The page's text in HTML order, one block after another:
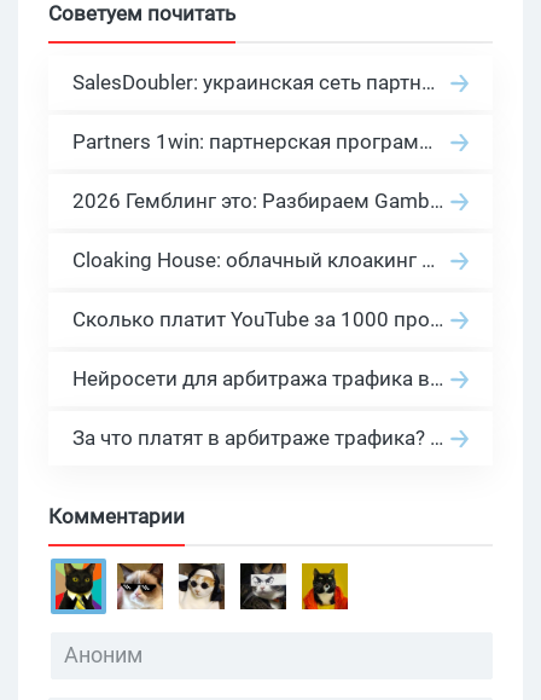
Советуем почитать
SalesDoubler: украинская сеть партнерских программ с оплатой за действие
Partners 1win: партнерская программа казино в нише гемблинг арбитраж
2026 Гемблинг это: Разбираем Gambling вертикаль, и все что связано с гемблинг и беттинг офферами
Cloaking House: облачный клоакинг для фильтрации ботов FB и Google Ads — гайд PHP-интеграции 2026
Сколько платит YouTube за 1000 просмотров в 2026: реальные цифры от 0.5 до 36 USD по ГЕО
Нейросети для арбитража трафика в 2026: инструменты, кейсы и AI-медиабайеры
За что платят в арбитраже трафика? 30 моделей оплаты в бурж и СНГ партнерках
Комментарии